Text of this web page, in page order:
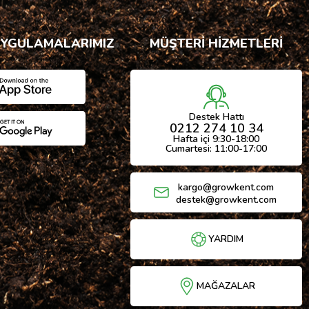
MÜŞTERİ HİZMETLERİ
Destek Hattı
0212 274 10 34
Hafta içi 9:30-18:00
Cumartesi: 11:00-17:00
kargo@growkent.com
destek@growkent.com
YARDIM
MAĞAZALAR